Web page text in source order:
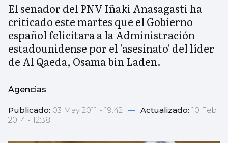
El senador del PNV Iñaki Anasagasti ha
criticado este martes que el Gobierno
español felicitara a la Administración
estadounidense por el 'asesinato' del líder
de Al Qaeda, Osama bin Laden.
Agencias
Publicado: 03 May 2011 - 19:42 — Actualizado: 10 Feb
2014 - 12:38